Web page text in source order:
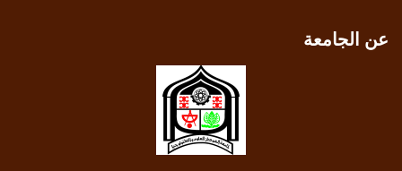
عن الجامعة